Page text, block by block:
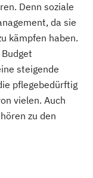
Denn soziale
da sie
kämpfen haben.
steigende
pflegebedürftig
vielen. Auch
zu den